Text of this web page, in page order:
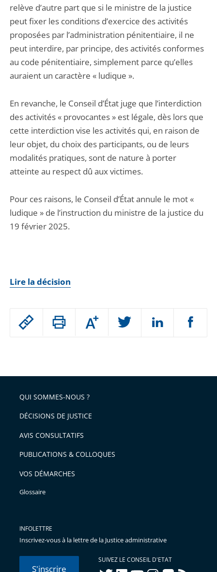
Passer
arriver
après
Augmenter
ou
l'article
pour
avant
relève d’autre part que si le ministre de la justice
peut fixer les conditions d’exercice des activités
proposées par l’administration pénitentiaire, il ne
peut interdire, par principe, des activités conformes
au code pénitentiaire, simplement parce qu’elles
auraient un caractère « ludique ».
En revanche, le Conseil d’État juge que l’interdiction
des activités « provocantes » est légale, dès lors que
cette interdiction vise les activités qui, en raison de
leur objet, du choix des participants, ou de leurs
modalités pratiques, sont de nature à porter
atteinte au respect dû aux victimes.
Pour ces raisons, le Conseil d’État annule le mot «
ludique » de l’instruction du ministre de la justice du
19 février 2025.
Lire la décision
QUI SOMMES-NOUS ?
DÉCISIONS DE JUSTICE
AVIS CONSULTATIFS
PUBLICATIONS & COLLOQUES
VOS DÉMARCHES
Glossaire
INFOLETTRE
Inscrivez-vous à la lettre de la Justice administrative
S'inscrire
SUIVEZ LE CONSEIL D'ETAT